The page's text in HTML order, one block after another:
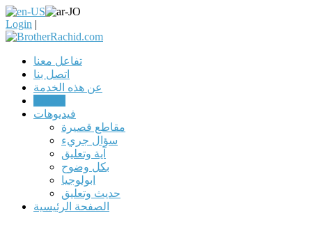
Login |
تفاعل معنا
اتصل بنا
عن هذه الخدمة
فيديوهات
مقاطع قصيرة
سؤال جريء
آية وتعليق
بكل وضوح
ابولوجيا
حديث وتعليق
الصفحة الرئيسية